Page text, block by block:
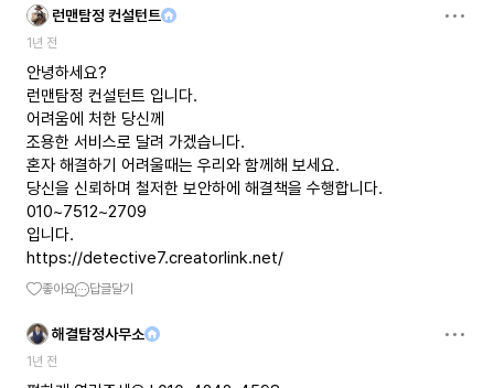
런맨탐정 컨설턴트
1년 전
안녕하세요?
런맨탐정 컨설턴트 입니다.
어려움에 처한 당신께
조용한 서비스로 달려 가겠습니다.
혼자 해결하기 어려울때는 우리와 함께해 보세요.
당신을 신뢰하며 철저한 보안하에 해결책을 수행합니다.
010~7512~2709
https://detective7.creatorlink.net/
좋아요 답글달기
해결탐정사무소
1년 전